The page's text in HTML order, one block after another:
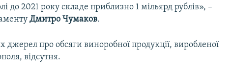
до 2021 року складе приблизно 1 мільярд рублів», –
Дмитро Чумаков.
джерел про обсяги виноробної продукції, виробленої
відсутня.